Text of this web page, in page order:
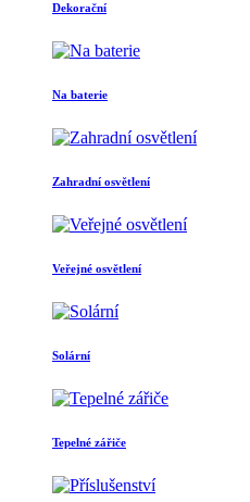
Dekorační
Na baterie
Zahradní osvětlení
Veřejné osvětlení
Solární
Tepelné zářiče